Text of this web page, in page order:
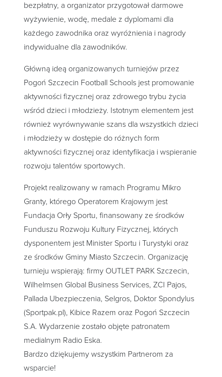
bezpłatny, a organizator przygotował darmowe
wyżywienie, wodę, medale z dyplomami dla
każdego zawodnika oraz wyróżnienia i nagrody
indywidualne dla zawodników.
Główną ideą organizowanych turniejów przez
Pogoń Szczecin Football Schools jest promowanie
aktywności fizycznej oraz zdrowego trybu życia
wśród dzieci i młodzieży. Istotnym elementem jest
również wyrównywanie szans dla wszystkich dzieci
i młodzieży w dostępie do różnych form
aktywności fizycznej oraz identyfikacja i wspieranie
rozwoju talentów sportowych.
Projekt realizowany w ramach Programu Mikro
Granty, którego Operatorem Krajowym jest
Fundacja Orły Sportu, finansowany ze środków
Funduszu Rozwoju Kultury Fizycznej, których
dysponentem jest Minister Sportu i Turystyki oraz
ze środków Gminy Miasto Szczecin. Organizację
turnieju wspierają: firmy OUTLET PARK Szczecin,
Wilhelmsen Global Business Services, ZCI Pajos,
Pallada Ubezpieczenia, Selgros, Doktor Spondylus
(Sportpak.pl), Kibice Razem oraz Pogoń Szczecin
S.A. Wydarzenie zostało objęte patronatem
medialnym Radio Eska.
Bardzo dziękujemy wszystkim Partnerom za
wsparcie!